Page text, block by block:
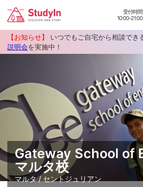
受付時間
10:00-21:00
【お知らせ】 いつでもご自宅から相談でき
説明会を実施中！
Gateway School of
マルタ校
マルタ / セントジュリアン